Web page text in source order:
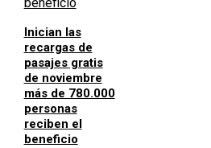
Inician las
recargas de
pasajes gratis
de noviembre
más de 780.000
personas
reciben el
beneficio